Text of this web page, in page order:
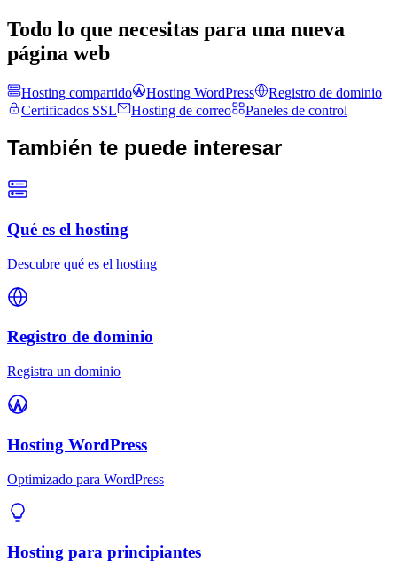
Todo lo que necesitas para una nueva
página web
Hosting compartido Hosting WordPress
Registro de dominio
Certificados SSL
Hosting de correo Paneles de control
También te puede interesar
Qué es el hosting
Descubre qué es el hosting
Registro de dominio
Registra un dominio
Hosting WordPress
Optimizado para WordPress
Hosting para principiantes